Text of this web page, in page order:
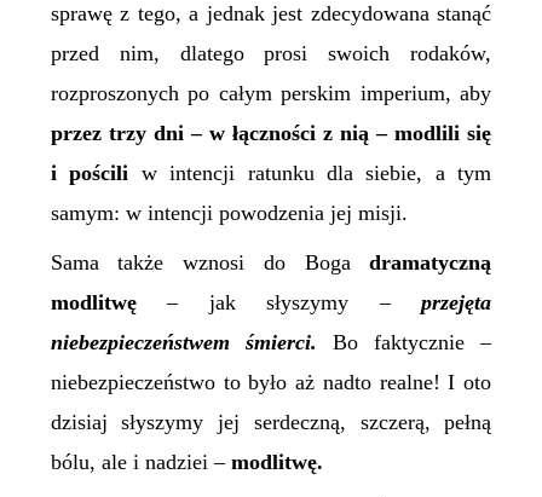
sprawę z tego, a jednak jest zdecydowana stanąć
przed nim, dlatego prosi swoich rodaków,
rozproszonych po całym perskim imperium, aby
przez trzy dni – w łączności z nią – modlili się
i pościli w intencji ratunku dla siebie, a tym
samym: w intencji powodzenia jej misji.
Sama także wznosi do Bogadramatyczną
modlitwę– jak słyszymy –przejęta
niebezpieczeństwem
śmierci.
Bo faktycznie –
niebezpieczeństwo to było aż nadto realne! I oto
dzisiaj słyszymy jej serdeczną, szczerą, pełną
bólu, ale i nadziei – modlitwę.